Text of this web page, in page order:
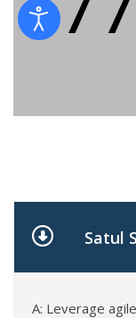
Satul
A: Leverage